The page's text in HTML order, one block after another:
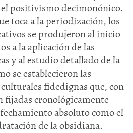
positivismo decimonónico.
toca a la periodización, los
se produjeron al inicio
a la aplicación de las
y al estudio detallado de la
se establecieron las
fidedignas que, con
cronológicamente
absoluto como el
de la obsidiana.